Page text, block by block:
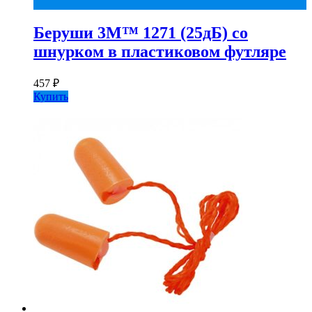
Беруши 3М™ 1271 (25дБ) со
шнурком в пластиковом футляре
457 ₽
Купить